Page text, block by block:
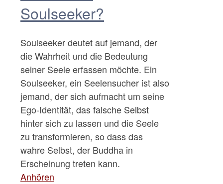
Soulseeker?
Soulseeker deutet auf jemand, der
die Wahrheit und die Bedeutung
seiner Seele erfassen möchte. Ein
Soulseeker, ein Seelensucher ist also
jemand, der sich aufmacht um seine
Ego-Identität, das falsche Selbst
hinter sich zu lassen und die Seele
zu transformieren, so dass das
wahre Selbst, der Buddha in
Erscheinung treten kann.
Anhören